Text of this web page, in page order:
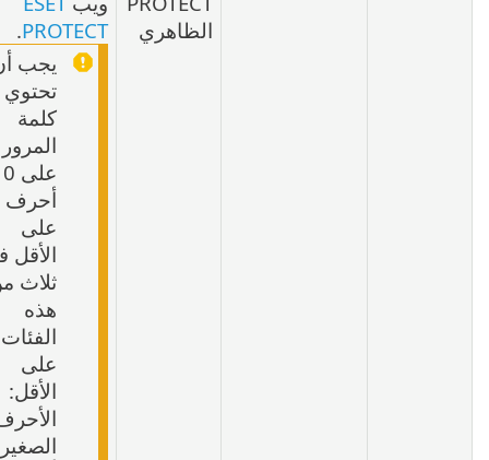
الظاهري
PROTECT
.
يجب أن
تحتوي
كلمة
المرور
على 10
أحرف
الأقل في
ثلاث من
الفئات
الأقل:
الأحرف
الصغيرة